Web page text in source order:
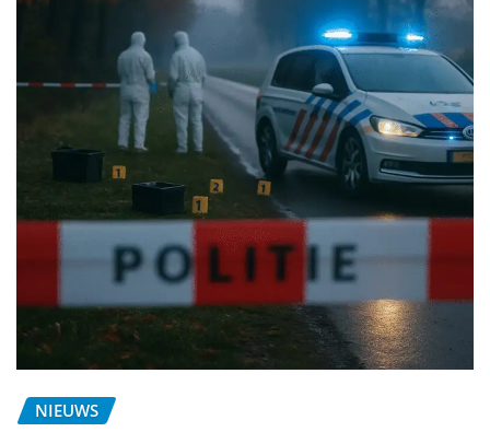
NIEUWS